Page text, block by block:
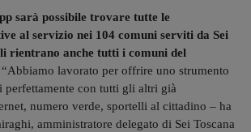
sarà possibile trovare tutte le
al servizio nei 104 comuni serviti da Sei
rientrano anche tutti i comuni del
“Abbiamo lavorato per offrire uno strumento
perfettamente con tutti gli altri già
numero verde, sportelli al cittadino – ha
amministratore delegato di Sei Toscana